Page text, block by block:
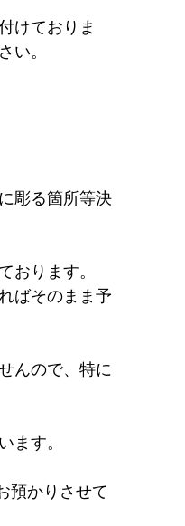
けておりま
い。
彫る箇所等決
おります。
ばそのまま予
んので、特に
ます。
預かりさせて